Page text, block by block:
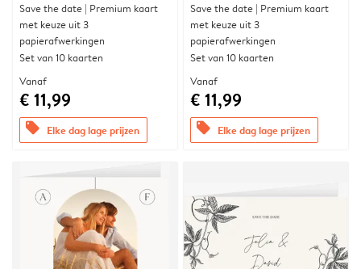
Save the date | Premium kaart
met keuze uit 3
papierafwerkingen
Set van 10 kaarten
Vanaf
€ 11,99
offers Elke dag lage prijzen
Save the date | Premium kaart
met keuze uit 3
papierafwerkingen
Set van 10 kaarten
Vanaf
€ 11,99
offers Elke dag lage prijzen